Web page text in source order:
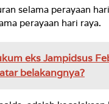
selama perayaan
perayaan hari raya.
eks Jampidsus
belakangnya?